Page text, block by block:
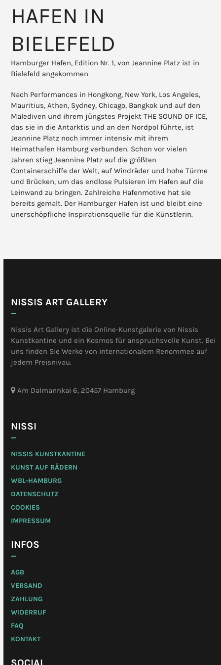
HAFEN IN
BIELEFELD
Hamburger Hafen, Edition Nr. 1, von Jeannine Platz ist in
Bielefeld angekommen
Nach Performances in Hongkong, New York, Los Angeles,
Mauritius, Athen, Sydney, Chicago, Bangkok und auf den
Malediven und ihrem jüngstes Projekt THE SOUND OF ICE,
das sie in die Antarktis und an den Nordpol führte, ist
Jeannine Platz noch immer intensiv mit ihrem
Heimathafen Hamburg verbunden. Schon vor vielen
Jahren stieg Jeannine Platz auf die größten
Containerschiffe der Welt, auf Windräder und hohe Türme
und Brücken, um das endlose Pulsieren im Hafen auf die
Leinwand zu bringen. Zahlreiche Hafenmotive hat sie
bereits gemalt. Der Hamburger Hafen ist und bleibt eine
unerschöpfliche Inspirationsquelle für die Künstlerin.
NISSIS ART GALLERY
Nissis Art Gallery ist die Online-Kunstgalerie von Nissis
Kunstkantine und ein Kosmos für anspruchsvolle Kunst. Bei
uns finden Sie Werke von internationalem Renommee auf
jedem Preisnivau.
Am Dalmannkai 6, 20457 Hamburg
NISSI
NISSIS KUNSTKANTINE
KUNST AUF RÄDERN
WBL-HAMBURG
DATENSCHUTZ
COOKIES
IMPRESSUM
INFOS
AGB
VERSAND
ZAHLUNG
WIDERRUF
FAQ
KONTAKT